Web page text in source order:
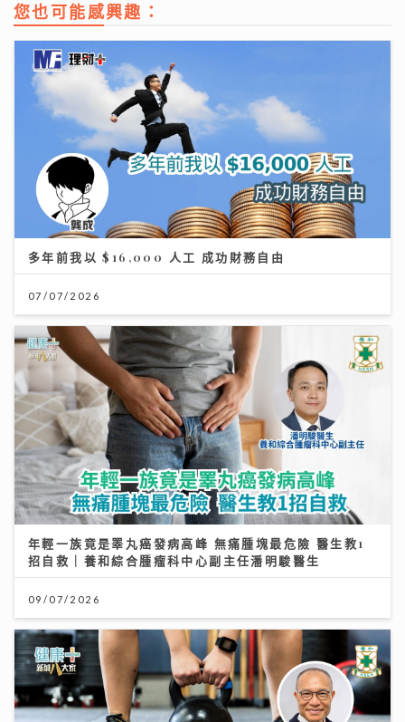
您也可能感興趣：
多年前我以 $16,000 人工 成功財務自由
07/07/2026
年輕一族竟是睪丸癌發病高峰 無痛腫塊最危險 醫生教1
招自救｜養和綜合腫瘤科中心副主任潘明駿醫生
09/07/2026